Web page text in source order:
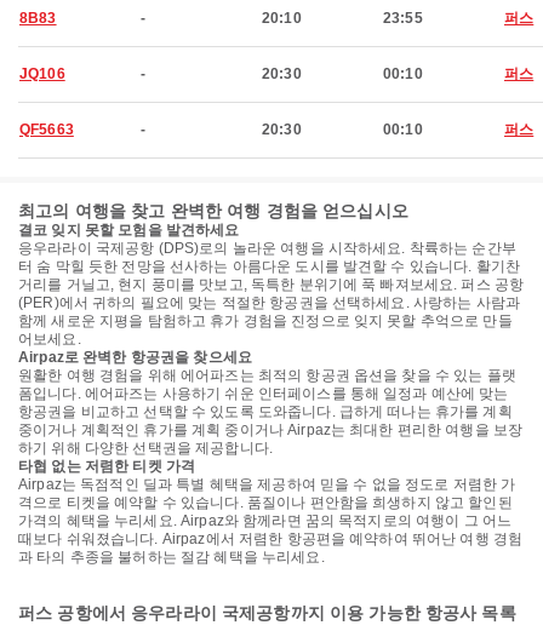
8B83 - 20:10 23:55 퍼스
JQ106 - 20:30 00:10 퍼스
QF5663 - 20:30 00:10 퍼스
최고의 여행을 찾고 완벽한 여행 경험을 얻으십시오
결코 잊지 못할 모험을 발견하세요
응우라라이 국제공항 (DPS)로의 놀라운 여행을 시작하세요. 착륙하는 순간부
터 숨 막힐 듯한 전망을 선사하는 아름다운 도시를 발견할 수 있습니다. 활기찬
거리를 거닐고, 현지 풍미를 맛보고, 독특한 분위기에 푹 빠져보세요. 퍼스 공항
(PER)에서 귀하의 필요에 맞는 적절한 항공권을 선택하세요. 사랑하는 사람과
함께 새로운 지평을 탐험하고 휴가 경험을 진정으로 잊지 못할 추억으로 만들
어보세요.
Airpaz로 완벽한 항공권을 찾으세요
원활한 여행 경험을 위해 에어파즈는 최적의 항공권 옵션을 찾을 수 있는 플랫
폼입니다. 에어파즈는 사용하기 쉬운 인터페이스를 통해 일정과 예산에 맞는
항공권을 비교하고 선택할 수 있도록 도와줍니다. 급하게 떠나는 휴가를 계획
중이거나 계획적인 휴가를 계획 중이거나 Airpaz는 최대한 편리한 여행을 보장
하기 위해 다양한 선택권을 제공합니다.
타협 없는 저렴한 티켓 가격
Airpaz는 독점적인 딜과 특별 혜택을 제공하여 믿을 수 없을 정도로 저렴한 가
격으로 티켓을 예약할 수 있습니다. 품질이나 편안함을 희생하지 않고 할인된
가격의 혜택을 누리세요. Airpaz와 함께라면 꿈의 목적지로의 여행이 그 어느
때보다 쉬워졌습니다. Airpaz에서 저렴한 항공편을 예약하여 뛰어난 여행 경험
과 타의 추종을 불허하는 절감 혜택을 누리세요.
퍼스 공항에서 응우라라이 국제공항까지 이용 가능한 항공사 목록